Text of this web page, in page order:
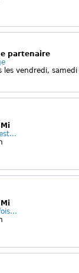
partenaire
les vendredi,